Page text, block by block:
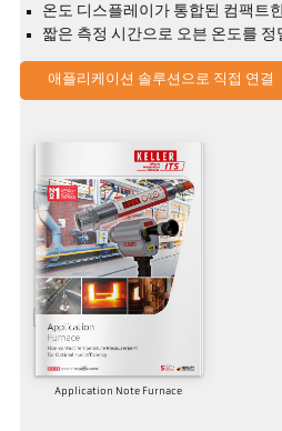
온도 디스플레이가 통합된 컴팩트
짧은 측정 시간으로 오븐 온도를
애플리케이션 솔루션으로 직접 연결
Application Note Furnace